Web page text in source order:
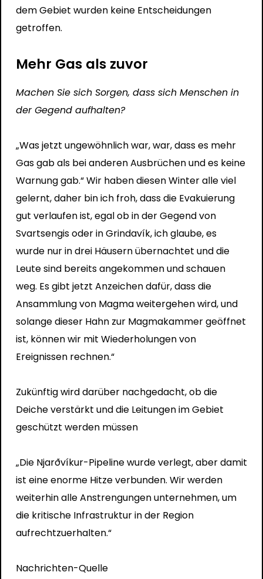
dem Gebiet wurden keine Entscheidungen
getroffen.
Mehr Gas als zuvor
Machen Sie sich Sorgen, dass sich Menschen in
der Gegend aufhalten?
„Was jetzt ungewöhnlich war, war, dass es mehr
Gas gab als bei anderen Ausbrüchen und es keine
Warnung gab.“ Wir haben diesen Winter alle viel
gelernt, daher bin ich froh, dass die Evakuierung
gut verlaufen ist, egal ob in der Gegend von
Svartsengis oder in Grindavík, ich glaube, es
wurde nur in drei Häusern übernachtet und die
Leute sind bereits angekommen und schauen
weg. Es gibt jetzt Anzeichen dafür, dass die
Ansammlung von Magma weitergehen wird, und
solange dieser Hahn zur Magmakammer geöffnet
ist, können wir mit Wiederholungen von
Ereignissen rechnen.“
Zukünftig wird darüber nachgedacht, ob die
Deiche verstärkt und die Leitungen im Gebiet
geschützt werden müssen
„Die Njarðvíkur-Pipeline wurde verlegt, aber damit
ist eine enorme Hitze verbunden. Wir werden
weiterhin alle Anstrengungen unternehmen, um
die kritische Infrastruktur in der Region
aufrechtzuerhalten.“
Nachrichten-Quelle